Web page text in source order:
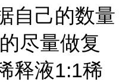
自己的数量
尽量做复
释液1:1稀